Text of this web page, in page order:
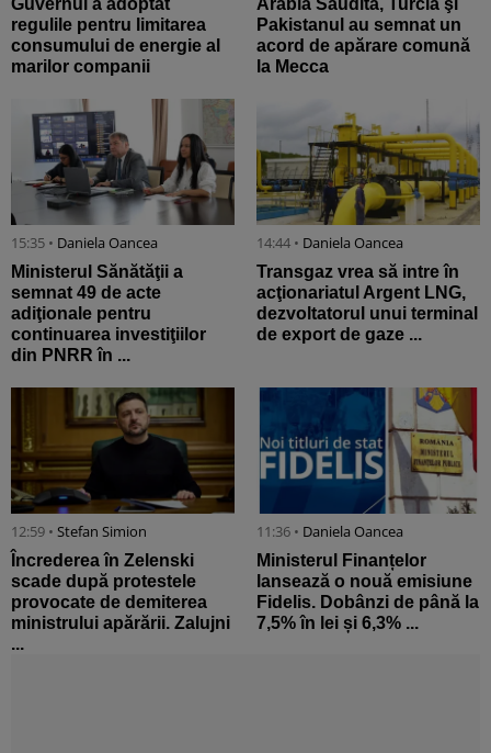
Guvernul a adoptat
regulile pentru limitarea
consumului de energie al
marilor companii
Arabia Saudită, Turcia şi
Pakistanul au semnat un
acord de apărare comună
la Mecca
15:35 • Daniela Oancea
Ministerul Sănătăţii a
semnat 49 de acte
adiţionale pentru
continuarea investiţiilor
din PNRR în ...
14:44 • Daniela Oancea
Transgaz vrea să intre în
acţionariatul Argent LNG,
dezvoltatorul unui terminal
de export de gaze ...
12:59 • Stefan Simion
Încrederea în Zelenski
scade după protestele
provocate de demiterea
ministrului apărării. Zalujni
...
11:36 • Daniela Oancea
Ministerul Finanțelor
lansează o nouă emisiune
Fidelis. Dobânzi de până la
7,5% în lei și 6,3% ...